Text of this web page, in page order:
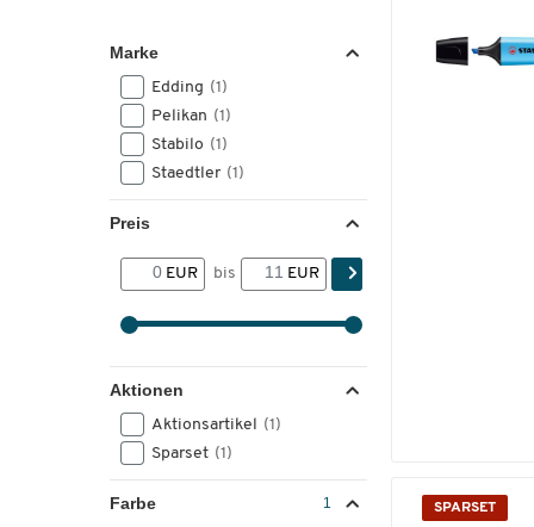
Marke
Edding (1)
Pelikan (1)
Stabilo (1)
Staedtler (1)
Preis
EUR bis EUR
Aktionen
Aktionsartikel (1)
Sparset (1)
Farbe SPARSET